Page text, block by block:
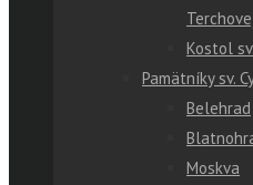
Kostol
Pamätníky sv.
Belehrad
Moskva